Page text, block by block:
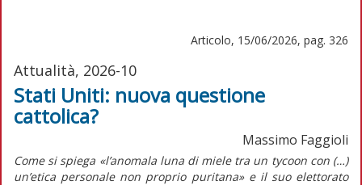
Articolo, 15/06/2026, pag. 326
Attualità, 2026-10
Stati Uniti: nuova questione
cattolica?
Massimo Faggioli
Come si spiega «l’anomala luna di miele tra un tycoon con (…)
un’etica personale non proprio puritana» e il suo elettorato